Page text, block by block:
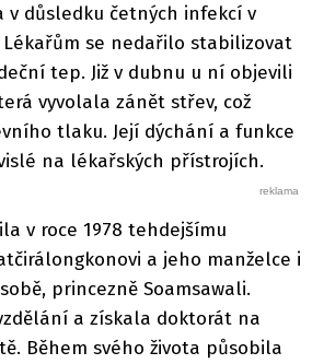
v důsledku četných infekcí v
se nedařilo stabilizovat
tep. Již v dubnu u ní objevili
vyvolala zánět střev, což
tlaku. Její dýchání a funkce
na lékařských přístrojích.
v roce 1978 tehdejšímu
a jeho manželce i
princezně Soamsawali.
a získala doktorát na
Během svého života působila